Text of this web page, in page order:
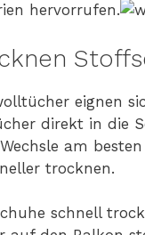
hervorrufen.
eignen
direkt in die
am
trocknen.
schnell